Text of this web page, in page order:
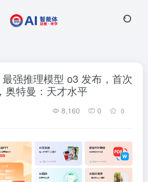
强推理模型 o3 发布，首次
奥特曼：天才水平
8,160 0 0